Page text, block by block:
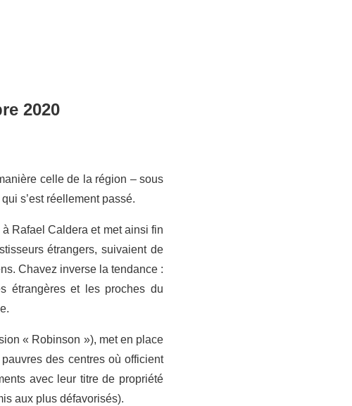
2020
celle de la région – sous
s’est réellement passé.
Rafael Caldera et met ainsi fin
étrangers, suivaient de
Chavez inverse la tendance :
étrangères et les proches du
« Robinson »), met en place
des centres où officient
avec leur titre de propriété
aux plus défavorisés).